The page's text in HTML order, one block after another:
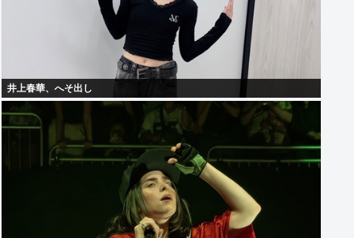
井上春華、へそ出し